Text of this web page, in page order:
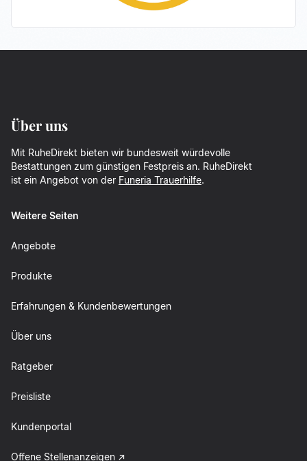
Über uns
Mit RuheDirekt bieten wir bundesweit würdevolle
Bestattungen zum günstigen Festpreis an. RuheDirekt
ist ein Angebot von der Funeria Trauerhilfe.
Weitere Seiten
Angebote
Produkte
Erfahrungen & Kundenbewertungen
Über uns
Ratgeber
Preisliste
Kundenportal
Offene Stellenanzeigen